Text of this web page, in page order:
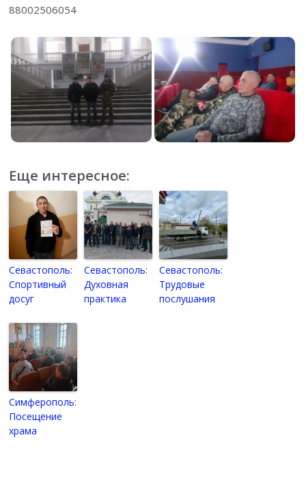
88002506054
Еще интересное:
Севастополь:
Спортивный
досуг
Севастополь:
Духовная
практика
Севастополь:
Трудовые
послушания
Симферополь:
Посещение
храма